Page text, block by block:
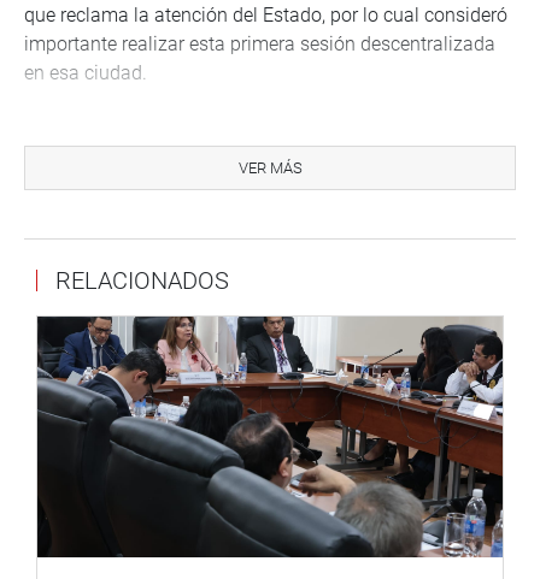
que reclama la atención del Estado, por lo cual consideró
importante realizar esta primera sesión descentralizada
en esa ciudad.
alcaldes, representantes de la sociedad civil y gremios
profesionales al auditorio de Universidad César Vallejo
congresista Acuña Peralta asistió, junto con el ministro
Vivienda Geiner Alvarado, a la inauguración de obras de
transitabilidad vehicular y peatonal en el centro poblado
20 de Enero del distrito de Pomalca y del sector Sol de
Oro del distrito de Santa Rosa.
Lima, 8 de noviembre de 2021.
VER MÁS
RELACIONADOS